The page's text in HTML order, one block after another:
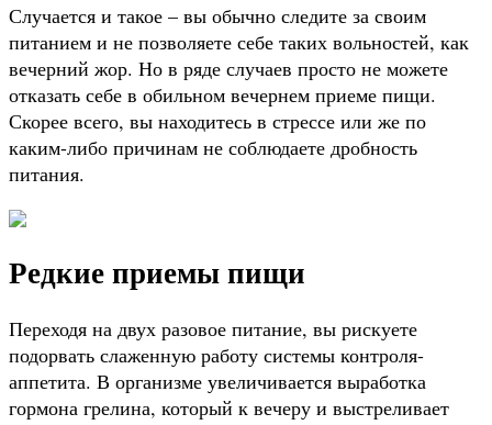
Случается и такое – вы обычно следите за своим
питанием и не позволяете себе таких вольностей, как
вечерний жор. Но в ряде случаев просто не можете
отказать себе в обильном вечернем приеме пищи.
Скорее всего, вы находитесь в стрессе или же по
каким-либо причинам не соблюдаете дробность
питания.
Редкие приемы пищи
Переходя на двух разовое питание, вы рискуете
подорвать слаженную работу системы контроля-
аппетита. В организме увеличивается выработка
гормона грелина, который к вечеру и выстреливает